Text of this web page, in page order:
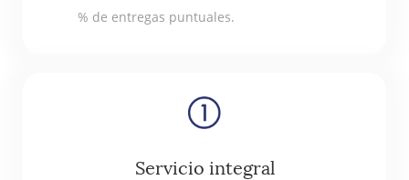
% de entregas puntuales.
Servicio integral